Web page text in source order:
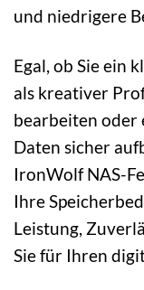
und niedrigere
Egal, ob Sie ein
als kreativer
bearbeiten oder
Daten sicher
IronWolf NAS-
Ihre
Leistung,
Sie für Ihren